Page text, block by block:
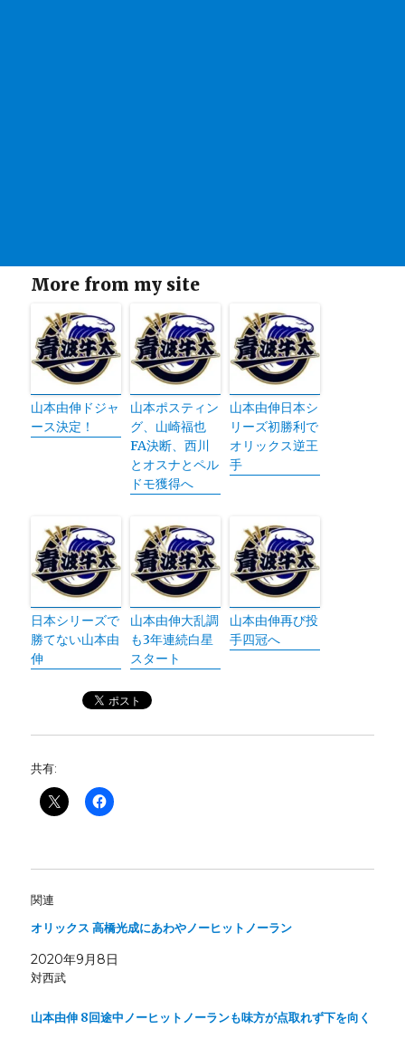
More from my site
山本由伸ドジャ
ース決定！
山本ポスティン
グ、山崎福也
FA決断、西川
とオスナとペル
ドモ獲得へ
山本由伸日本シ
リーズ初勝利で
オリックス逆王
手
日本シリーズで
勝てない山本由
伸
山本由伸大乱調
も3年連続白星
スタート
山本由伸再び投
手四冠へ
共有:
関連
オリックス 高橋光成にあわやノーヒットノーラン
2020年9月8日
対西武
山本由伸 8回途中ノーヒットノーランも味方が点取れず下を向く